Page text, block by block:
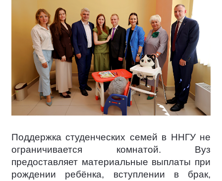
Поддержка студенческих семей в ННГУ не
ограничивается комнатой. Вуз
предоставляет материальные выплаты при
рождении ребёнка, вступлении в брак,